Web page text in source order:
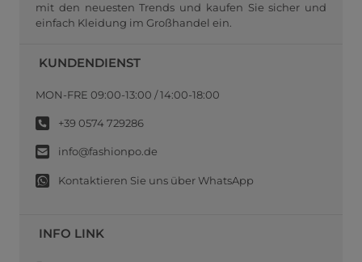
mit den neuesten Trends und kaufen Sie sicher und
einfach Kleidung im Großhandel ein.
KUNDENDIENST
MON-FRE 09:00-13:00 / 14:00-18:00
+39 0574 729286
info@fashionpo.de
Kontaktieren Sie uns über WhatsApp
INFO LINK